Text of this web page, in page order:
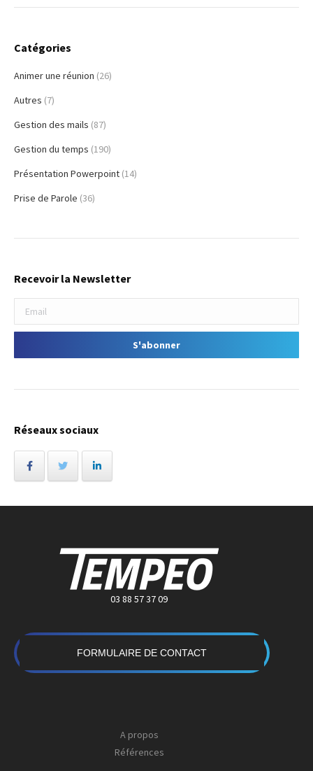
Catégories
Animer une réunion (26)
Autres (7)
Gestion des mails (87)
Gestion du temps (190)
Présentation Powerpoint (14)
Prise de Parole (36)
Recevoir la Newsletter
Réseaux sociaux
03 88 57 37 09
FORMULAIRE DE CONTACT
A propos
Références